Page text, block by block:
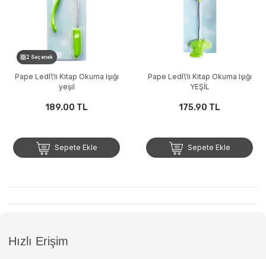
2 Seçenek
Pape Ledl\'li Kitap Okuma Işığı
yeşil
189.00 TL
Sepete Ekle
Pape Ledl\'li Kitap Okuma Işığı
YEŞİL
175.90 TL
Sepete Ekle
Hızlı Erişim